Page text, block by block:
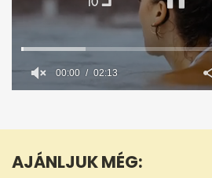
2
13
seconds
00:02 02:13
AJÁNLJUK MÉG: